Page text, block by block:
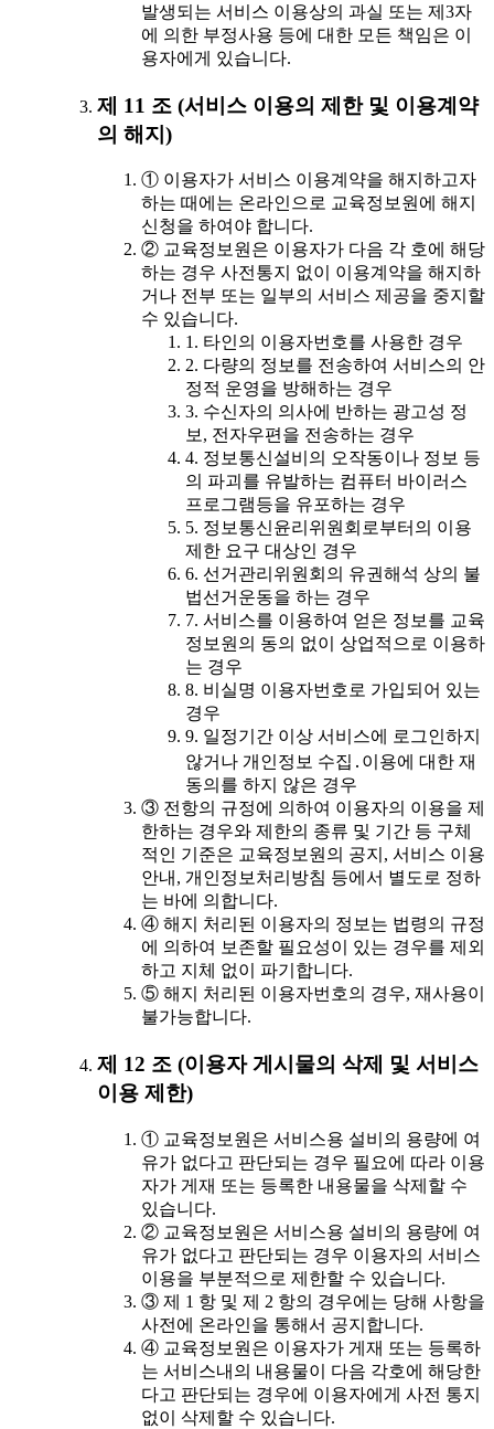
발생되는 서비스 이용상의 과실 또는 제3자
에 의한 부정사용 등에 대한 모든 책임은 이
용자에게 있습니다.
제 11 조 (서비스 이용의 제한 및 이용계약
의 해지)
① 이용자가 서비스 이용계약을 해지하고자
하는 때에는 온라인으로 교육정보원에 해지
신청을 하여야 합니다.
② 교육정보원은 이용자가 다음 각 호에 해당
하는 경우 사전통지 없이 이용계약을 해지하
거나 전부 또는 일부의 서비스 제공을 중지할
수 있습니다.
1. 타인의 이용자번호를 사용한 경우
2. 다량의 정보를 전송하여 서비스의 안
정적 운영을 방해하는 경우
3. 수신자의 의사에 반하는 광고성 정
보, 전자우편을 전송하는 경우
4. 정보통신설비의 오작동이나 정보 등
의 파괴를 유발하는 컴퓨터 바이러스
프로그램등을 유포하는 경우
5. 정보통신윤리위원회로부터의 이용
제한 요구 대상인 경우
6. 선거관리위원회의 유권해석 상의 불
법선거운동을 하는 경우
7. 서비스를 이용하여 얻은 정보를 교육
정보원의 동의 없이 상업적으로 이용하
는 경우
8. 비실명 이용자번호로 가입되어 있는
경우
9. 일정기간 이상 서비스에 로그인하지
않거나 개인정보 수집․이용에 대한 재
동의를 하지 않은 경우
③ 전항의 규정에 의하여 이용자의 이용을 제
한하는 경우와 제한의 종류 및 기간 등 구체
적인 기준은 교육정보원의 공지, 서비스 이용
안내, 개인정보처리방침 등에서 별도로 정하
는 바에 의합니다.
④ 해지 처리된 이용자의 정보는 법령의 규정
에 의하여 보존할 필요성이 있는 경우를 제외
하고 지체 없이 파기합니다.
⑤ 해지 처리된 이용자번호의 경우, 재사용이
불가능합니다.
제 12 조 (이용자 게시물의 삭제 및 서비스
이용 제한)
① 교육정보원은 서비스용 설비의 용량에 여
유가 없다고 판단되는 경우 필요에 따라 이용
자가 게재 또는 등록한 내용물을 삭제할 수
있습니다.
② 교육정보원은 서비스용 설비의 용량에 여
유가 없다고 판단되는 경우 이용자의 서비스
이용을 부분적으로 제한할 수 있습니다.
③ 제 1 항 및 제 2 항의 경우에는 당해 사항을
사전에 온라인을 통해서 공지합니다.
④ 교육정보원은 이용자가 게재 또는 등록하
는 서비스내의 내용물이 다음 각호에 해당한
다고 판단되는 경우에 이용자에게 사전 통지
없이 삭제할 수 있습니다.